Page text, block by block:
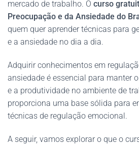
mercado de trabalho. O curso
Preocupação e da Ansiedade do
quem quer aprender técnicas para
e a ansiedade no dia a dia.
Adquirir conhecimentos em
ansiedade é essencial para manter
e a produtividade no ambiente de
proporciona uma base sólida para
técnicas de regulação emocional.
A seguir, vamos explorar o que o